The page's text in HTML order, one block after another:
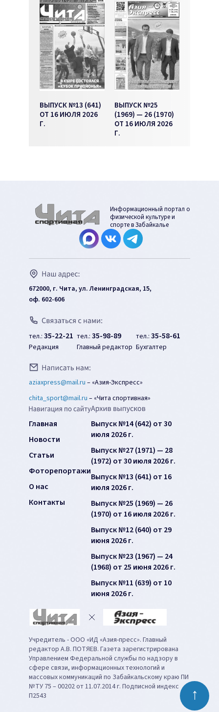
ВЫПУСК №13 (641)
ОТ 16 ИЮЛЯ 2026
Г.
ВЫПУСК №25
(1969) — 26 (1970)
ОТ 16 ИЮЛЯ 2026
Г.
Информационный портал о
физической культуре и
спорте в Забайкалье
672000, г. Чита, ул. Ленинградская, 15,
оф. 602-606
тел.: 35-22-21
Редакция
тел.: 35-98-89
Главный редактор
тел.: 35-58-61
Бухгалтер
aziaxpress@mail.ru – «Азия-Экспресс»
chita_sport@mail.ru – «Чита спортивная»
Главная
Новости
Статьи
Фоторепортажи
О нас
Контакты
Выпуск №14 (642) от 30
июля 2026 г.
Выпуск №27 (1971) — 28
(1972) от 30 июля 2026 г.
Выпуск №13 (641) от 16
июля 2026 г.
Выпуск №25 (1969) — 26
(1970) от 16 июля 2026 г.
Выпуск №12 (640) от 29
июня 2026 г.
Выпуск №23 (1967) — 24
(1968) от 25 июня 2026 г.
Выпуск №11 (639) от 10
июня 2026 г.
Учредитель - ООО «ИД «Азия-пресс». Главный
редактор А.В. ПОТЯЕВ. Газета зарегистрирована
Управлением Федеральной службы по надзору в
сфере связи, информационных технологий и
массовых коммуникаций по Забайкальскому краю ПИ
№ТУ 75 – 00202 от 11.07.2014 г. Подписной индекс
П2543
↑